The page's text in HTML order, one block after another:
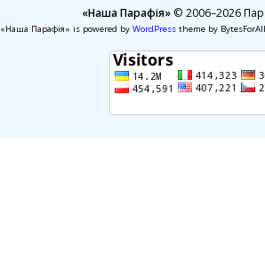
«Наша Парафія»© 2006–2026
«Наша Парафія» is powered by WordPresstheme by